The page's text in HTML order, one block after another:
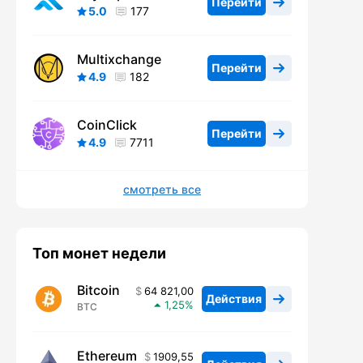
5.0 177
Multixchange
4.9 182
Перейти
CoinClick
4.9 7711
Перейти
смотреть все
Топ монет недели
Bitcoin
BTC
64 821,00
1,25
Действия
Ethereum
1909,55